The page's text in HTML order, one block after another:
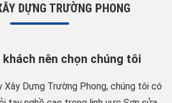
DỰNG TRƯỜNG PHONG
khách nên chọn chúng tôi
Xây Dựng Trường Phong, chúng tôi có